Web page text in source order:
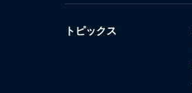
トピックス